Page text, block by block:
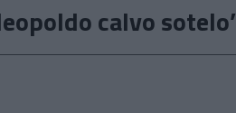
calvo sotelo’